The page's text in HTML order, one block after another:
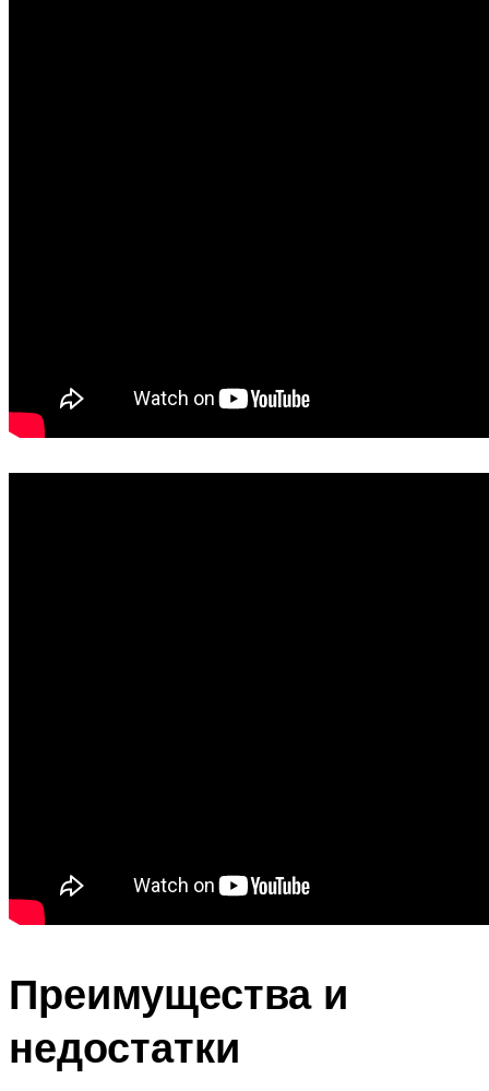
Преимущества и
недостатки